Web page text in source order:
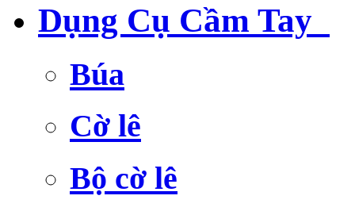
Dụng Cụ Cầm Tay
Búa
Cờ lê
Bộ cờ lê